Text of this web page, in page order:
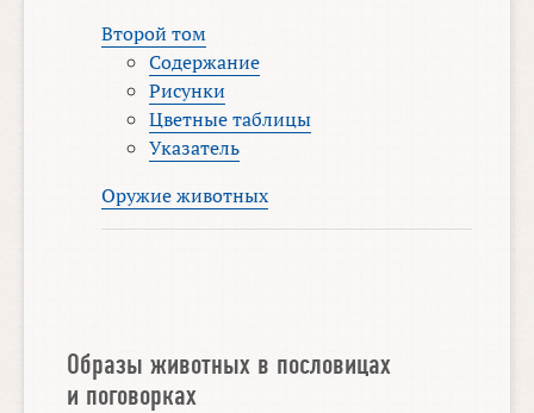
Второй том
Содержание
Рисунки
Цветные таблицы
Указатель
Оружие животных
Образы животных в пословицах
и поговорках